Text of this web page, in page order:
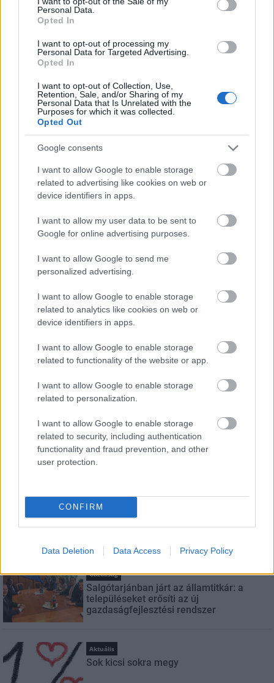
Personal Data.
Opted In
I want to opt-out of processing my
Personal Data for Targeted Advertising.
Opted In
I want to opt-out of Collection, Use,
Retention, Sale, and/or Sharing of my
Personal Data that Is Unrelated with the
Purposes for which it was collected.
Opted Out
Google consents
I want to allow Google to enable storage
related to advertising like cookies on web or
device identifiers in apps.
I want to allow my user data to be sent to
Google for online advertising purposes.
I want to allow Google to send me
personalized advertising.
I want to allow Google to enable storage
related to analytics like cookies on web or
device identifiers in apps.
I want to allow Google to enable storage
related to functionality of the website or app.
I want to allow Google to enable storage
related to personalization.
I want to allow Google to enable storage
related to security, including authentication
functionality and fraud prevention, and other
user protection.
CONFIRM
Data Deletion Data Access Privacy Policy
Bicske Kelet csomópont építése
Új gyalogosátkelők és jelzőlámpás
csomópont épül Angyalföldön
Másfélszeresére bővítik
Hódmezővásárhely jó hírű református
iskoláját
Feliratkozom a hírlevélre és elfogadom az
adatvédelmi
szabályzatot!
Országos hírek
Amire többmillióan vártunk: szombattól
Gazdaság
Salgótarjánban járt az államtitkár: a
településeket erősíti az új
gazdaságfejlesztési rendszer
Aktuális
Sok kicsi sokra megy